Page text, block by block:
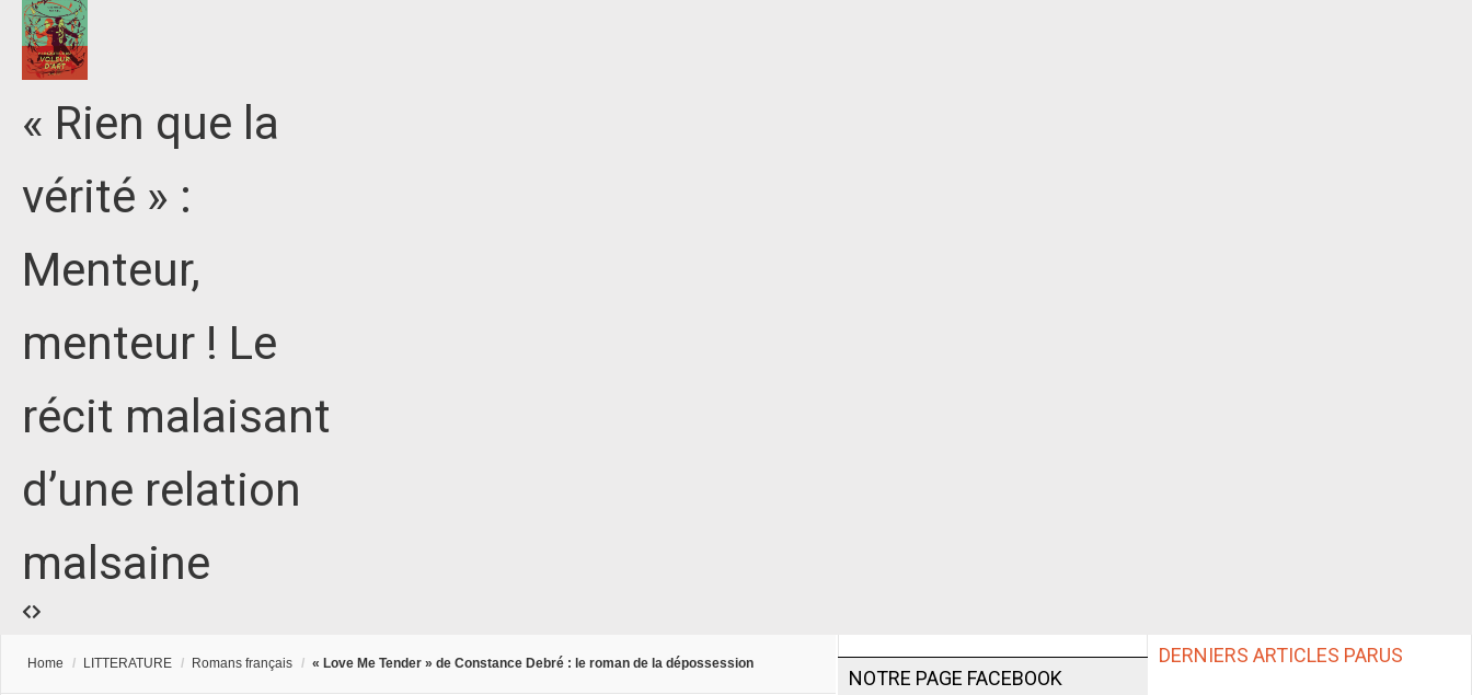
« Rien que la
vérité » :
Menteur,
menteur ! Le
récit malaisant
d’une relation
malsaine
Home / LITTERATURE / Romans français / « Love Me Tender » de Constance Debré : le roman de la dépossession
NOTRE PAGE FACEBOOK
DERNIERS ARTICLES PARUS